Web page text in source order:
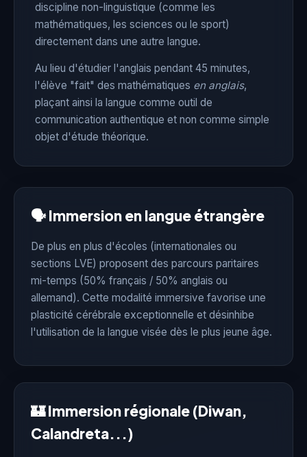
discipline non-linguistique (comme les
mathématiques, les sciences ou le sport)
directement dans une autre langue.
Au lieu d'étudier l'anglais pendant 45 minutes,
l'élève "fait" des mathématiques en anglais,
plaçant ainsi la langue comme outil de
communication authentique et non comme simple
objet d'étude théorique.
🗣️ Immersion en langue étrangère
De plus en plus d'écoles (internationales ou
sections LVE) proposent des parcours paritaires
mi-temps (50% français / 50% anglais ou
allemand). Cette modalité immersive favorise une
plasticité cérébrale exceptionnelle et désinhibe
l'utilisation de la langue visée dès le plus jeune âge.
🏰 Immersion régionale (Diwan,
Calandreta...)